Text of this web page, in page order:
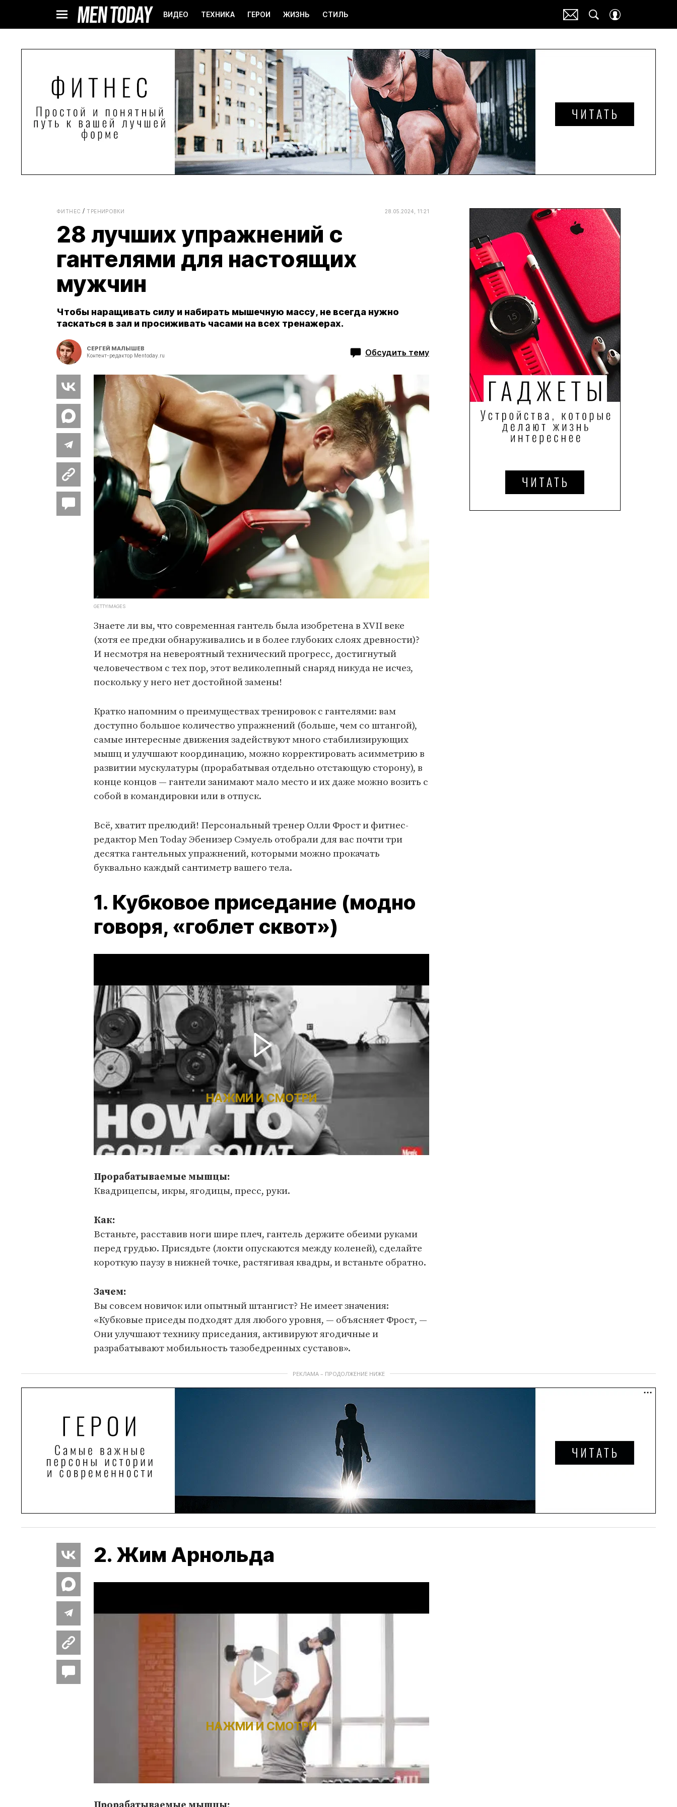
ВИДЕО ТЕХНИКА ГЕРОИ ЖИЗНЬ СТИЛЬ
ФИТНЕС ТРЕНИРОВКИ 28.05.2024, 11:21
28 лучших упражнений с
гантелями для настоящих
мужчин
Чтобы наращивать силу и набирать мышечную массу, не всегда нужно
таскаться в зал и просиживать часами на всех тренажерах.
СЕРГЕЙ МАЛЫШЕВ
Контент-редактор Mentoday.ru Обсудить тему
GETTYIMAGES
Знаете ли вы, что современная гантель была изобретена в XVII веке
(хотя ее предки обнаруживались и в более глубоких слоях древности)?
И несмотря на невероятный технический прогресс, достигнутый
человечеством с тех пор, этот великолепный снаряд никуда не исчез,
поскольку у него нет достойной замены!
Кратко напомним о преимуществах тренировок с гантелями: вам
доступно большое количество упражнений (больше, чем со штангой),
самые интересные движения задействуют много стабилизирующих
мышц и улучшают координацию, можно корректировать асимметрию в
развитии мускулатуры (прорабатывая отдельно отстающую сторону), в
конце концов — гантели занимают мало место и их даже можно возить с
собой в командировки или в отпуск.
Всё, хватит прелюдий! Персональный тренер Олли Фрост и фитнес-
редактор Men Today Эбенизер Сэмуель отобрали для вас почти три
десятка гантельных упражнений, которыми можно прокачать
буквально каждый сантиметр вашего тела.
1. Кубковое приседание (модно
говоря, «гоблет сквот»)
НАЖМИ И СМОТРИ
Прорабатываемые мышцы:
Квадрицепсы, икры, ягодицы, пресс, руки.
Как:
Встаньте, расставив ноги шире плеч, гантель держите обеими руками
перед грудью. Присядьте (локти опускаются между коленей), сделайте
короткую паузу в нижней точке, растягивая квадры, и встаньте обратно.
Зачем:
Вы совсем новичок или опытный штангист? Не имеет значения:
«Кубковые приседы подходят для любого уровня, — объясняет Фрост, —
Они улучшают технику приседания, активируют ягодичные и
разрабатывают мобильность тазобедренных суставов».
РЕКЛАМА – ПРОДОЛЖЕНИЕ НИЖЕ
2. Жим Арнольда
НАЖМИ И СМОТРИ